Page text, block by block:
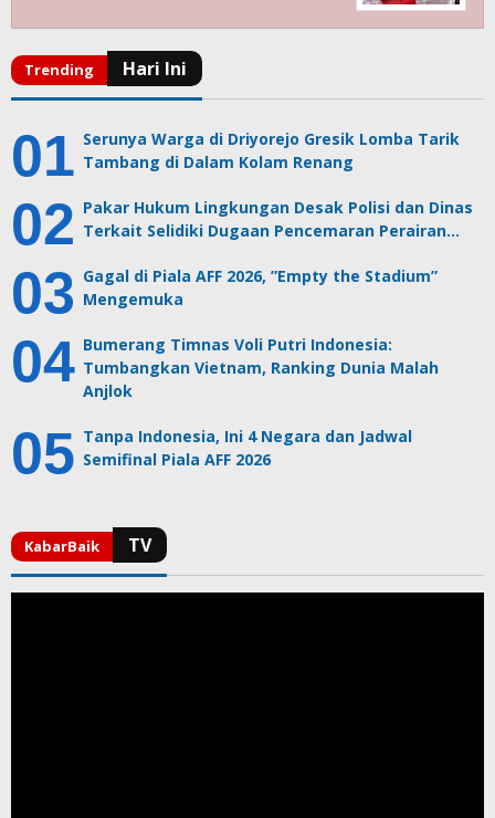
Serunya Warga di Driyorejo Gresik Lomba Tarik
Tambang di Dalam Kolam Renang
Pakar Hukum Lingkungan Desak Polisi dan Dinas
Terkait Selidiki Dugaan Pencemaran Perairan…
Gagal di Piala AFF 2026, ”Empty the Stadium”
Mengemuka
Bumerang Timnas Voli Putri Indonesia:
Tumbangkan Vietnam, Ranking Dunia Malah
Anjlok
Tanpa Indonesia, Ini 4 Negara dan Jadwal
Semifinal Piala AFF 2026